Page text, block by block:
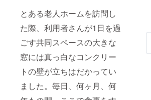
とある老人ホームを訪問し
た際、利用者さんが1日を過
ごす共同スペースの大きな
窓には真っ白なコンクリー
トの壁が立ちはだかってい
ました。毎日、何ヶ月、何